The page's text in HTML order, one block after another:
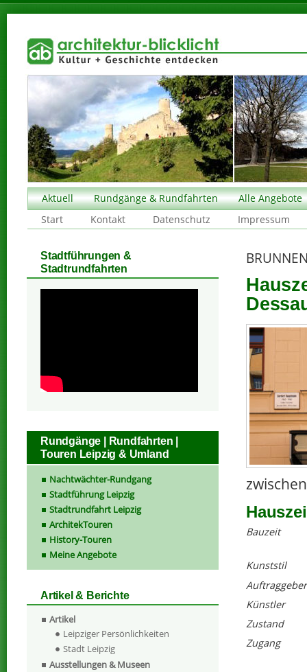
Aktuell Rundgänge & Rundfahrten
Alle Angebote
Start
Kontakt Datenschutz Impressum
Bauzeit
Kunststil
Auftraggeber
Künstler
Zustand
Zugang
Stadtführungen &
Stadtrundfahrten
Rundgänge | Rundfahrten |
Touren Leipzig & Umland
Nachtwächter-Rundgang
Stadtführung Leipzig
Stadtrundfahrt Leipzig
ArchitekTouren
History-Touren
Meine Angebote
Artikel & Berichte
Artikel
Leipziger Persönlichkeiten
Stadt Leipzig
Ausstellungen & Museen